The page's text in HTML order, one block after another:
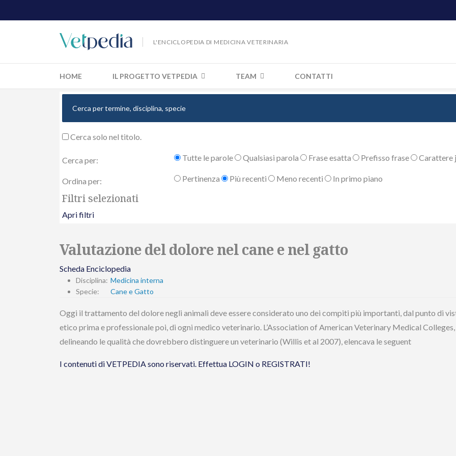
L'ENCICLOPEDIA DI MEDICINA VETERINARIA
HOME IL PROGETTO VETPEDIA TEAM CONTATTI
Cerca solo nel titolo.
Cerca per: Tutte le parole Qualsiasi parola Frase esatta Prefisso frase Carattere
Ordina per: Pertinenza Più recenti Meno recenti In primo piano
Filtri selezionati
Apri filtri
Valutazione del dolore nel cane e nel gatto
Scheda Enciclopedia
Disciplina: Medicina interna
Specie:
Cane e Gatto
Oggi il trattamento del dolore negli animali deve essere considerato uno dei compiti più importanti, dal punto di
etico prima e professionale poi, di ogni medico veterinario. L’Association of American Veterinary Medical Colleges,
delineando le qualità che dovrebbero distinguere un veterinario (Willis et al 2007), elencava le seguent
I contenuti di VETPEDIA sono riservati. Effettua LOGIN o REGISTRATI!